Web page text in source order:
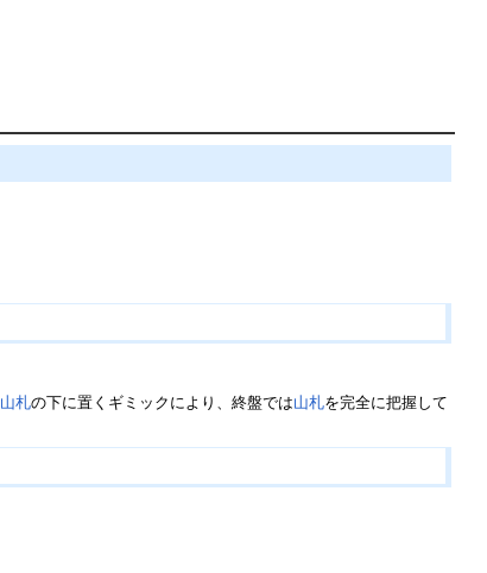
山札の下に置くギミックにより、終盤では山札を完全に把握して